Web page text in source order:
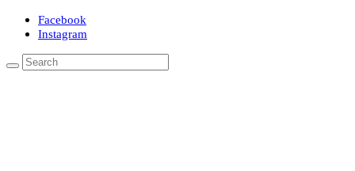
Facebook
Instagram